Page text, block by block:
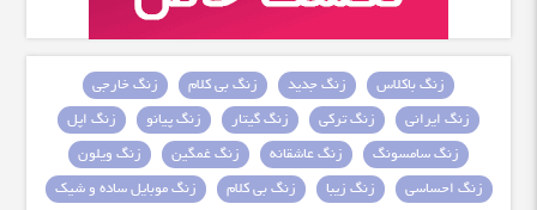
زنگ باکلاس زنگ جدید زنگ بی کلام
زنگ خارجی
زنگ ایرانی
زنگ ترکی زنگ گیتار زنگ پیانو
زنگ اپل
زنگ سامسونگ
زنگ عاشقانه زنگ غمگین
زنگ ویلون
زنگ احساسی
زنگ زیبا زنگ بی کلام
زنگ موبایل ساده و شیک